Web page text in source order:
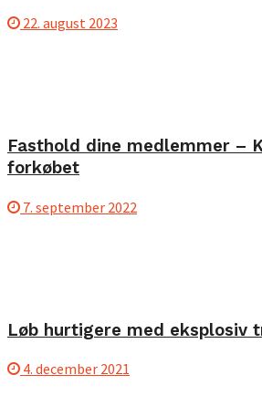
22. august 2023
Fasthold dine medlemmer –
forkøbet
7. september 2022
Løb hurtigere med eksplosiv
4. december 2021